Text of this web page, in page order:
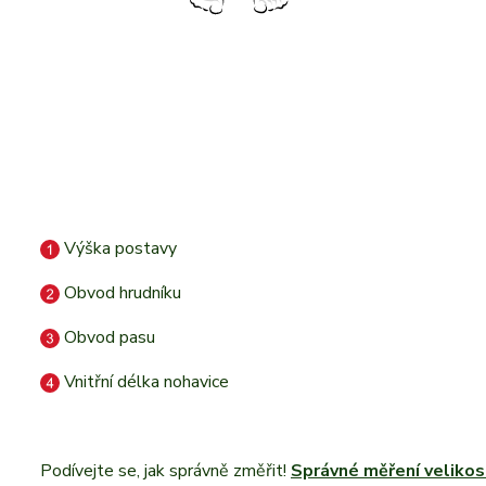
Výška postavy
Obvod hrudníku
Obvod pasu
Vnitřní délka nohavice
Podívejte se, jak správně změřit! Správné měření